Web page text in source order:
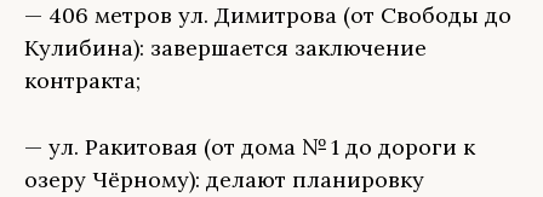
— 406 метров ул. Димитрова (от Свободы до
Кулибина): завершается заключение
контракта;
— ул. Ракитовая (от дома № 1 до дороги к
озеру Чёрному): делают планировку